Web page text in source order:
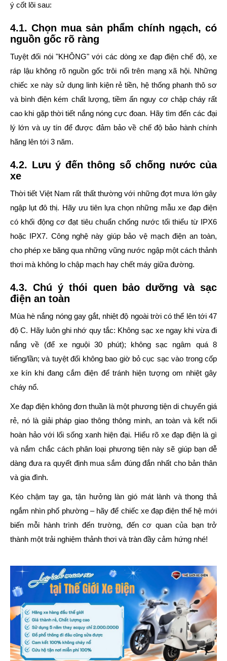
ý cốt lõi sau:
4.1. Chọn mua sản phẩm chính ngạch, có
nguồn gốc rõ ràng
Tuyệt đối nói "KHÔNG" với các dòng xe đạp điện chế độ, xe
ráp lậu không rõ nguồn gốc trôi nổi trên mạng xã hội. Những
chiếc xe này sử dụng linh kiện rẻ tiền, hệ thống phanh thô sơ
và bình điện kém chất lượng, tiềm ẩn nguy cơ chập cháy rất
cao khi gặp thời tiết nắng nóng cực đoan. Hãy tìm đến các đại
lý lớn và uy tín để được đảm bảo về chế độ bảo hành chính
hãng lên tới 3 năm.
4.2. Lưu ý đến thông số chống nước của
xe
Thời tiết Việt Nam rất thất thường với những đợt mưa lớn gây
ngập lụt đô thị. Hãy ưu tiên lựa chọn những mẫu xe đạp điện
có khối động cơ đạt tiêu chuẩn chống nước tối thiểu từ IPX6
hoặc IPX7. Công nghệ này giúp bảo vệ mạch điện an toàn,
cho phép xe băng qua những vũng nước ngập một cách thảnh
thơi mà không lo chập mạch hay chết máy giữa đường.
4.3. Chú ý thói quen bảo dưỡng và sạc
điện an toàn
Mùa hè nắng nóng gay gắt, nhiệt độ ngoài trời có thể lên tới 47
độ C. Hãy luôn ghi nhớ quy tắc: Không sạc xe ngay khi vừa đi
nắng về (để xe nguội 30 phút); không sạc ngâm quá 8
tiếng/lần; và tuyệt đối không bao giờ bỏ cục sạc vào trong cốp
xe kín khi đang cắm điện để tránh hiện tượng om nhiệt gây
cháy nổ.
Xe đạp điện không đơn thuần là một phương tiện di chuyển giá
rẻ, nó là giải pháp giao thông thông minh, an toàn và kết nối
hoàn hảo với lối sống xanh hiện đại. Hiểu rõ xe đạp điện là gì
và nắm chắc cách phân loại phương tiện này sẽ giúp bạn dễ
dàng đưa ra quyết định mua sắm đúng đắn nhất cho bản thân
và gia đình.
Kéo chậm tay ga, tận hưởng làn gió mát lành và thong thả
ngắm nhìn phố phường – hãy để chiếc xe đạp điện thế hệ mới
biến mỗi hành trình đến trường, đến cơ quan của bạn trở
thành một trải nghiệm thảnh thơi và tràn đầy cảm hứng nhé!